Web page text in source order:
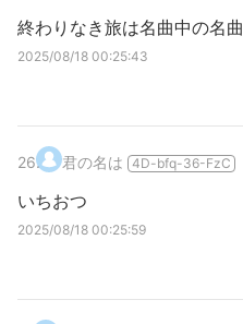
終わりなき旅は名曲中の名曲
2025/08/18 00:25:43
26. 君の名は 4D-bfq-36-FzC
いちおつ
2025/08/18 00:25:59